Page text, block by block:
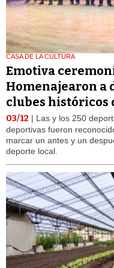
CASA DE LA CULTURA
Emotiva
Homenajearon a
clubes históricos
03/12 | Las y los 250
deportivas fueron
marcar un antes y un
deporte local.